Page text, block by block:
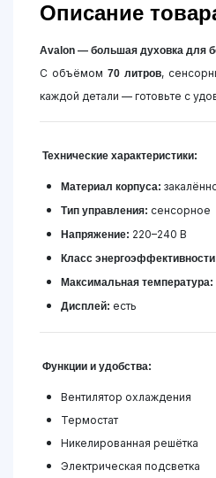
Описание
Avalon — большая духовка для
С объёмом 70 литров,
каждой детали — готовьте с
Технические характеристики:
Материал корпуса:
Тип управления: сенсорное
Напряжение: 220–240 В
Класс
Максимальная температура:
Дисплей: есть
Функции и удобства:
Вентилятор охлаждения
Термостат
Никелированная решётка
Электрическая подсветка